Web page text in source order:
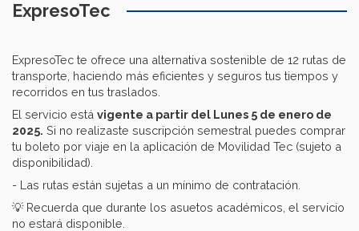
ExpresoTec
ExpresoTec te ofrece una alternativa sostenible de 12 rutas de
transporte, haciendo más eficientes y seguros tus tiempos y
recorridos en tus traslados.
El servicio está vigente a partir del Lunes 5 de enero de
2025. Si no realizaste suscripción semestral puedes comprar
tu boleto por viaje en la aplicación de Movilidad Tec (sujeto a
disponibilidad).
- Las rutas están sujetas a un mínimo de contratación.
💡 Recuerda que durante los asuetos académicos, el servicio
no estará disponible.